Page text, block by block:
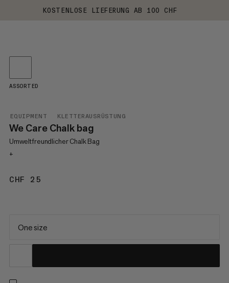
KOSTENLOSE LIEFERUNG AB 100 CHF
EQUIPMENT KLETTERAUSRÜSTUNG
We Care Chalk bag
Umweltfreundlicher Chalk Bag
+
CHF 25
ASSORTED
One size